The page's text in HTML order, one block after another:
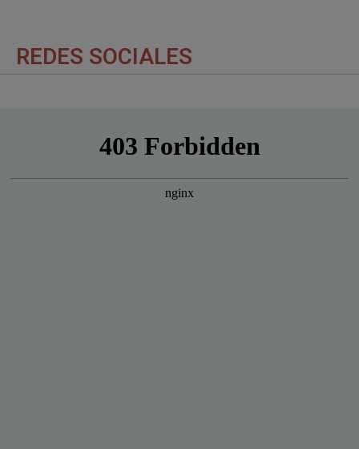
REDES SOCIALES